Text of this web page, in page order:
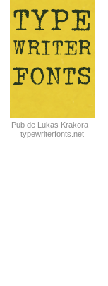
Pub de Lukas Krakora -
typewriterfonts.net